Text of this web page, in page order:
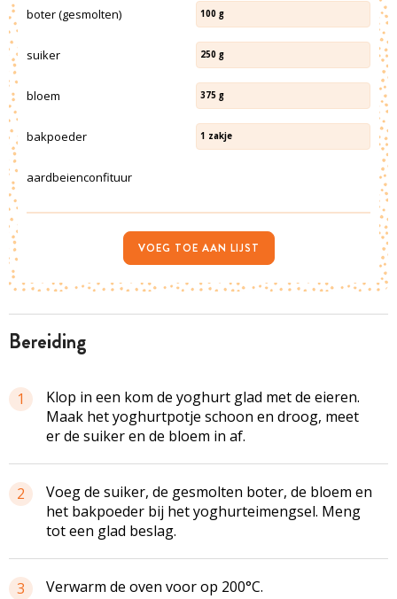
bereiding
1
Klop in een kom de yoghurt glad met de eieren.
Maak het yoghurtpotje schoon en droog, meet
er de suiker en de bloem in af.
2
Voeg de suiker, de gesmolten boter, de bloem en
het bakpoeder bij het yoghurteimengsel. Meng
tot een glad beslag.
3 Verwarm de oven voor op 200°C.
boter (gesmolten) 100 g
suiker 250 g
bloem 375 g
bakpoeder 1 zakje
aardbeienconfituur
VOEG TOE AAN LIJST